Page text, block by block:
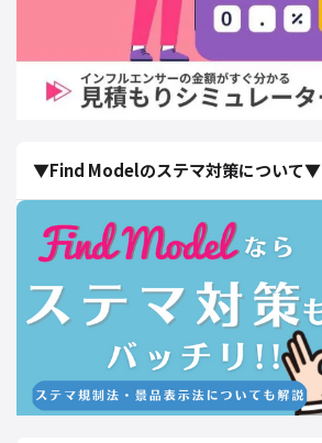
▼Find Modelのステマ対策について▼